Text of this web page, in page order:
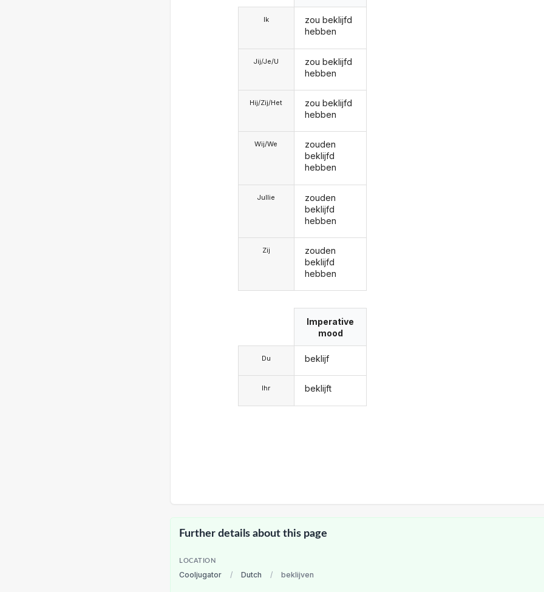
Ik
Jij/Je/U
Hij/Zij/Het
Wij/We
Jullie
Zij
zou beklijfd
hebben
zou beklijfd
hebben
zou beklijfd
hebben
zouden
beklijfd
hebben
zouden
beklijfd
hebben
zouden
beklijfd
hebben
Du
Ihr
Imperative
mood
beklijf
beklijft
Further details about this page
LOCATION
Cooljugator / Dutch / beklijven